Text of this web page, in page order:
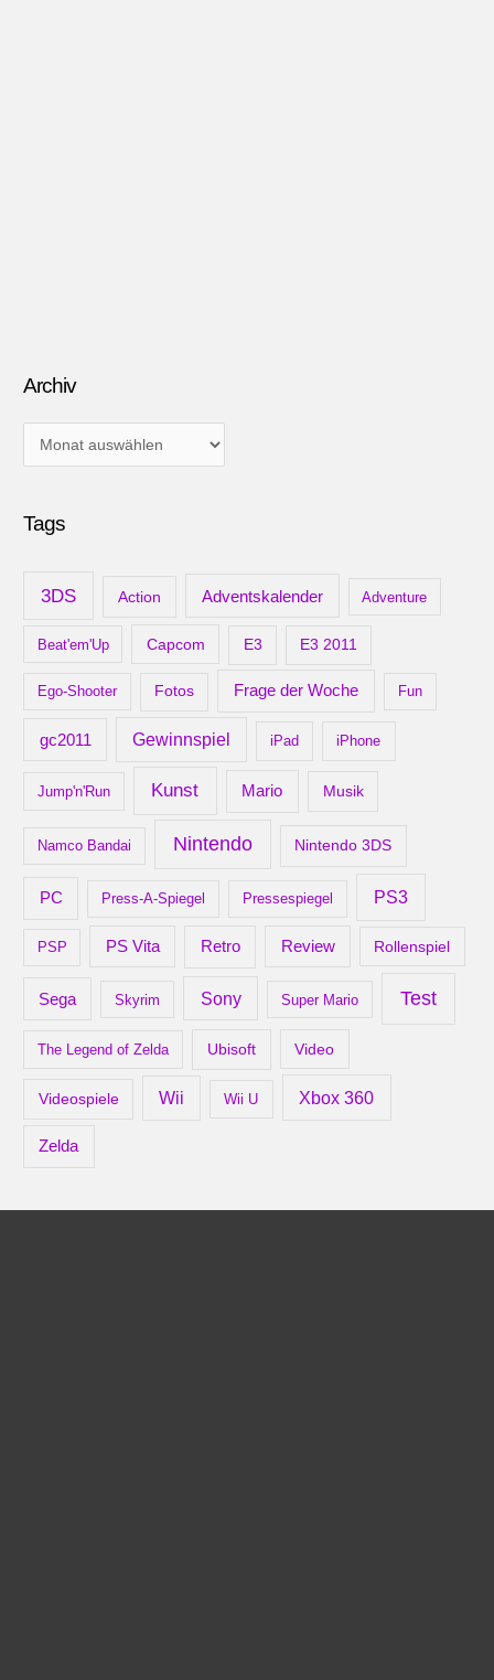
Archiv
r
Tags
3DS Action Adventskalender Adventure
Beat'em'Up Capcom E3 E3 2011
Ego-Shooter Fotos Frage der Woche Fun
gc2011 Gewinnspiel iPad iPhone
Jump'n'Run Kunst Mario Musik
Namco Bandai Nintendo Nintendo 3DS
PC Press-A-Spiegel Pressespiegel PS3
PSP PS Vita Retro Review Rollenspiel
Sega Skyrim Sony Super Mario Test
The Legend of Zelda Ubisoft Video
Videospiele Wii Wii U Xbox 360
Zelda